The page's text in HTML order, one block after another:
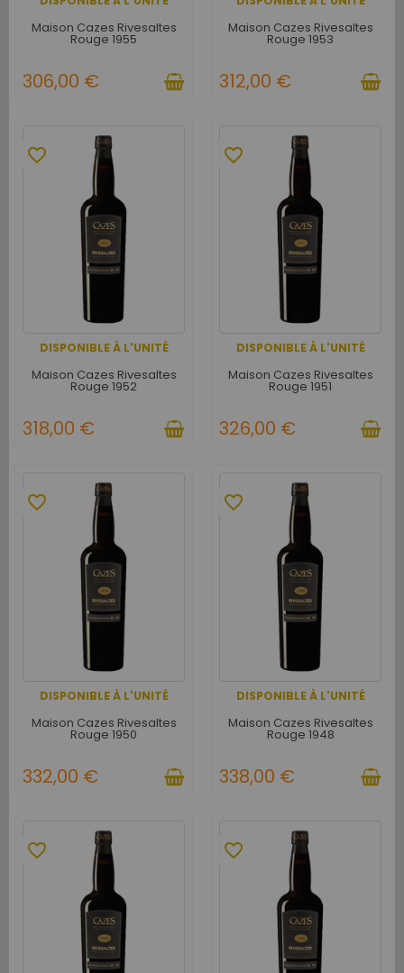
Maison Cazes Rivesaltes
Rouge 1955
306,00 €
Maison Cazes Rivesaltes
Rouge 1953
312,00 €
DISPONIBLE À L'UNITÉ
favorite_border
Maison Cazes Rivesaltes
Rouge 1952
318,00 €
DISPONIBLE À L'UNITÉ
favorite_border
Maison Cazes Rivesaltes
Rouge 1951
326,00 €
DISPONIBLE À L'UNITÉ
favorite_border
Maison Cazes Rivesaltes
Rouge 1950
332,00 €
DISPONIBLE À L'UNITÉ
favorite_border
Maison Cazes Rivesaltes
Rouge 1948
338,00 €
favorite_border favorite_border